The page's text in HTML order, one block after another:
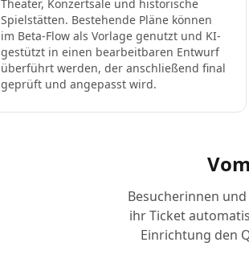
Theater, Konzertsäle und historische
Spielstätten. Bestehende Pläne können
im Beta-Flow als Vorlage genutzt und KI-
gestützt in einen bearbeitbaren Entwurf
überführt werden, der anschließend final
geprüft und angepasst wird.
Besucherinnen
ihr Ticket
Einrichtung den